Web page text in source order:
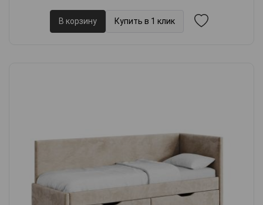
В корзину Купить в 1 клик